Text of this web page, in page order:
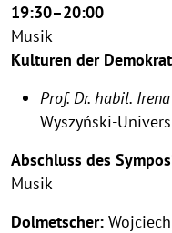
19:30–20:00
Musik
Kulturen der
Prof. Dr. habil.
Wyszyński-
Abschluss des
Musik
Dolmetscher: